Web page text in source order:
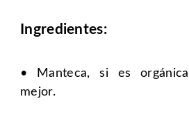
Ingredientes:
• Manteca, si es
mejor.